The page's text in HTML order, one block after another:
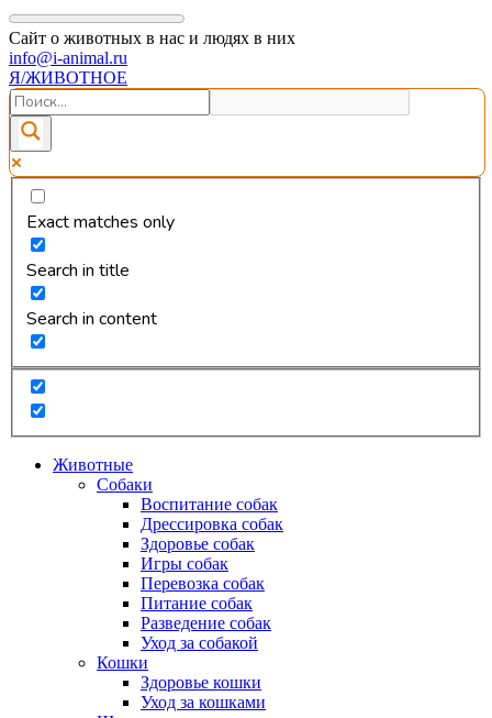
Сайт о животных в нас и людях в них
info@i-animal.ru
Я/ЖИВОТНОЕ
Exact matches only
Search in title
Search in content
Животные
Собаки
Воспитание собак
Дрессировка собак
Здоровье собак
Игры собак
Перевозка собак
Питание собак
Разведение собак
Уход за собакой
Кошки
Здоровье кошки
Уход за кошками